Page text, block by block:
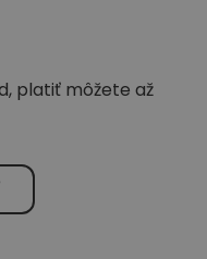
platiť môžete až